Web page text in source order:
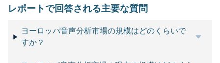
レポートで回答される主要な質問
ヨーロッパ音声分析市場の規模はどのくらいで
すか？